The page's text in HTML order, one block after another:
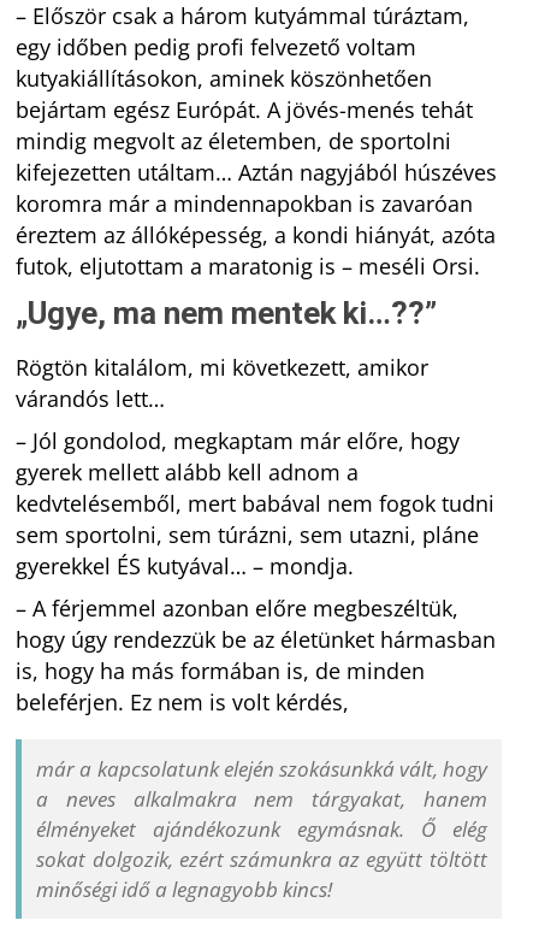
– Először csak a három kutyámmal túráztam,
egy időben pedig profi felvezető voltam
kutyakiállításokon, aminek köszönhetően
bejártam egész Európát. A jövés-menés tehát
mindig megvolt az életemben, de sportolni
kifejezetten utáltam… Aztán nagyjából húszéves
koromra már a mindennapokban is zavaróan
éreztem az állóképesség, a kondi hiányát, azóta
futok, eljutottam a maratonig is – meséli Orsi.
„Ugye, ma nem mentek ki…??”
Rögtön kitalálom, mi következett, amikor
várandós lett…
– Jól gondolod, megkaptam már előre, hogy
gyerek mellett alább kell adnom a
kedvtelésemből, mert babával nem fogok tudni
sem sportolni, sem túrázni, sem utazni, pláne
gyerekkel ÉS kutyával… – mondja.
– A férjemmel azonban előre megbeszéltük,
hogy úgy rendezzük be az életünket hármasban
is, hogy ha más formában is, de minden
beleférjen. Ez nem is volt kérdés,
már a kapcsolatunk elején szokásunkká vált, hogy
a neves alkalmakra nem tárgyakat, hanem
élményeket ajándékozunk egymásnak. Ő elég
sokat dolgozik, ezért számunkra az együtt töltött
minőségi idő a legnagyobb kincs!